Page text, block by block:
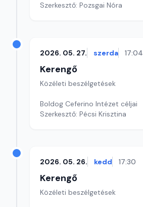
Szerkesztő: Pozsgai Nóra
2026. 05. 27. szerda 17:04
Kerengő
Közéleti beszélgetések
Boldog Ceferino Intézet céljai
Szerkesztő: Pécsi Krisztina
2026. 05. 26. kedd 17:30
Kerengő
Közéleti beszélgetések